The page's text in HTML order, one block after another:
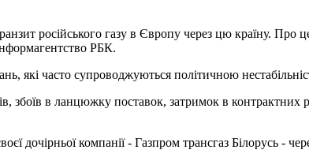
російського газу в Європу через цю країну. Про
РБК.
які часто супроводжуються політичною
в ланцюжку поставок, затримок в контрактних
дочірньої компанії - Газпром трансгаз Білорусь -